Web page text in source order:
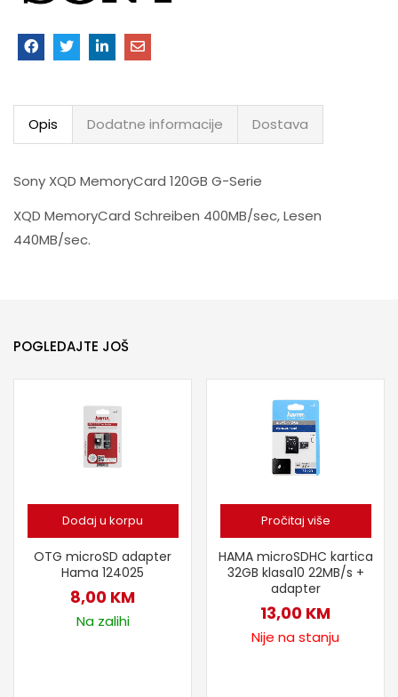
Opis Dodatne informacije Dostava
Sony XQD MemoryCard 120GB G-Serie
XQD MemoryCard Schreiben 400MB/sec, Lesen
440MB/sec.
POGLEDAJTE JOŠ
Dodaj u korpu
OTG microSD adapter
Hama 124025
8,00 KM
Na zalihi
Pročitaj više
HAMA microSDHC kartica
32GB klasa10 22MB/s +
adapter
13,00 KM
Nije na stanju